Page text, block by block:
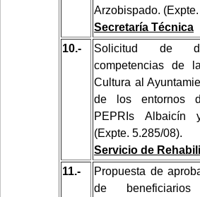
Arzobispado.
Secretaría Técnica
10.-
Solicitud de
competencias de
Cultura al
de los entornos
PEPRIs Albaicín
(Expte. 5.285/08).
Servicio de
11.-
Propuesta de
de